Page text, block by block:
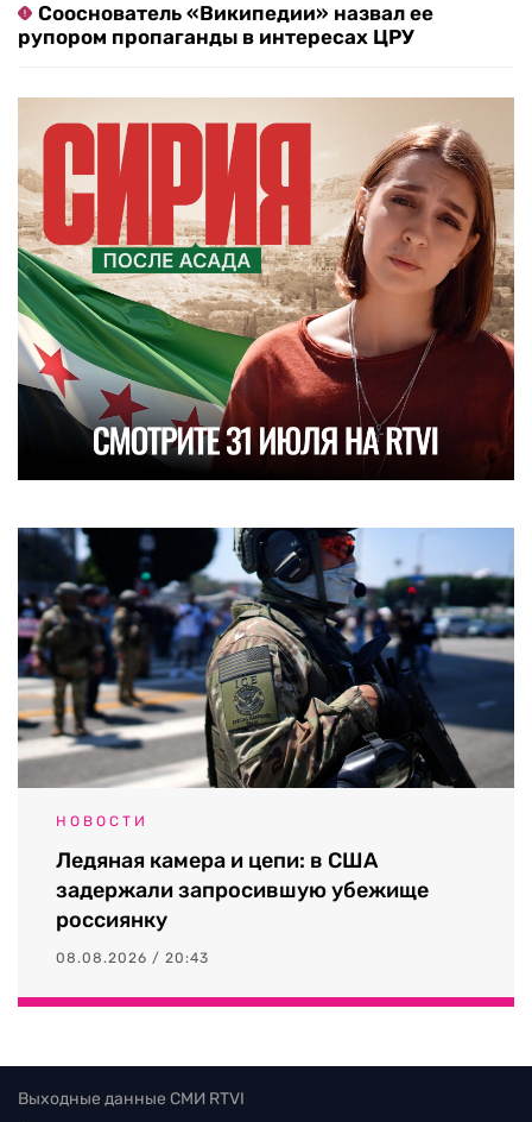
Сооснователь «Википедии» назвал ее
рупором пропаганды в интересах ЦРУ
НОВОСТИ
Ледяная камера и цепи: в США
задержали запросившую убежище
россиянку
08.08.2026 / 20:43
Выходные данные СМИ RTVI